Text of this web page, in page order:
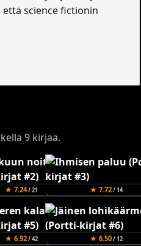
science fictionin
9 kirjaa.
★ 7.24/ 21 ★ 7.72/ 14
★ 6.92/ 42 ★ 6.50/ 12